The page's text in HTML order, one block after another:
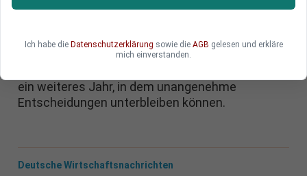
Frankreich hat in der Schulden-Krise keinerlei
unternommen. Um einen Konflikt mit den EU-
Defizit-Zielen zu vermeiden, zapft Präsident nun
ein weiteres Jahr, in dem unangenehme
Entscheidungen unterbleiben können.
Deutsche Wirtschaftsnachrichten
Ich habe die Datenschutzerklärung sowie die AGB gelesen und erkläre
mich einverstanden.